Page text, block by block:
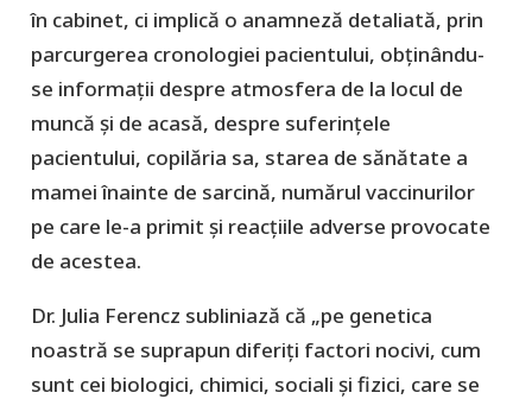
în cabinet, ci implică o anamneză detaliată, prin
parcurgerea cronologiei pacientului, obținându-
se informații despre atmosfera de la locul de
muncă și de acasă, despre suferințele
pacientului, copilăria sa, starea de sănătate a
mamei înainte de sarcină, numărul vaccinurilor
pe care le-a primit și reacțiile adverse provocate
de acestea.
Dr. Julia Ferencz subliniază că „pe genetica
noastră se suprapun diferiți factori nocivi, cum
sunt cei biologici, chimici, sociali și fizici, care se